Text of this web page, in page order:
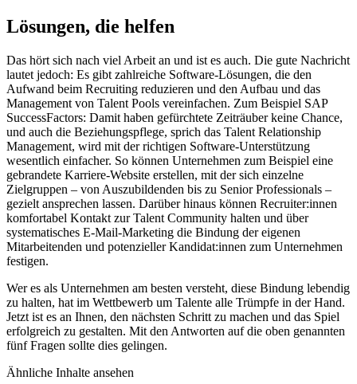
Lösungen, die helfen
Das hört sich nach viel Arbeit an und ist es auch. Die gute Nachricht
lautet jedoch: Es gibt zahlreiche Software-Lösungen, die den
Aufwand beim Recruiting reduzieren und den Aufbau und das
Management von Talent Pools vereinfachen. Zum Beispiel SAP
SuccessFactors: Damit haben gefürchtete Zeiträuber keine Chance,
und auch die Beziehungspflege, sprich das Talent Relationship
Management, wird mit der richtigen Software-Unterstützung
wesentlich einfacher. So können Unternehmen zum Beispiel eine
gebrandete Karriere-Website erstellen, mit der sich einzelne
Zielgruppen – von Auszubildenden bis zu Senior Professionals –
gezielt ansprechen lassen. Darüber hinaus können Recruiter:innen
komfortabel Kontakt zur Talent Community halten und über
systematisches E-Mail-Marketing die Bindung der eigenen
Mitarbeitenden und potenzieller Kandidat:innen zum Unternehmen
festigen.
Wer es als Unternehmen am besten versteht, diese Bindung lebendig
zu halten, hat im Wettbewerb um Talente alle Trümpfe in der Hand.
Jetzt ist es an Ihnen, den nächsten Schritt zu machen und das Spiel
erfolgreich zu gestalten. Mit den Antworten auf die oben genannten
fünf Fragen sollte dies gelingen.
Ähnliche Inhalte ansehen